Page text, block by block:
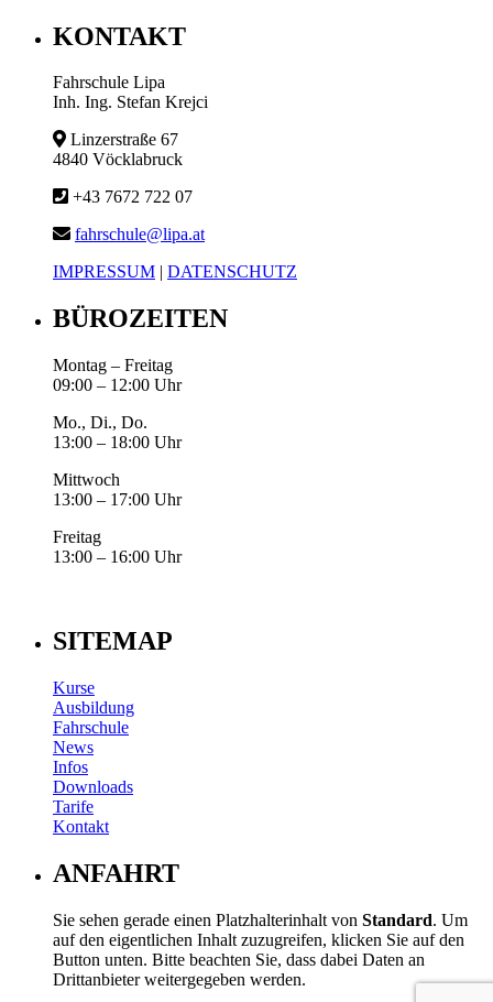
KONTAKT
Fahrschule Lipa
Inh. Ing. Stefan Krejci
Linzerstraße 67
4840 Vöcklabruck
+43 7672 722 07
fahrschule@lipa.at
IMPRESSUM | DATENSCHUTZ
BÜROZEITEN
Montag – Freitag
09:00 – 12:00 Uhr
Mo., Di., Do.
13:00 – 18:00 Uhr
Mittwoch
13:00 – 17:00 Uhr
Freitag
13:00 – 16:00 Uhr
SITEMAP
Kurse
Ausbildung
Fahrschule
News
Infos
Downloads
Tarife
Kontakt
ANFAHRT
Sie sehen gerade einen Platzhalterinhalt von Standard. Um
auf den eigentlichen Inhalt zuzugreifen, klicken Sie auf den
Button unten. Bitte beachten Sie, dass dabei Daten an
Drittanbieter weitergegeben werden.